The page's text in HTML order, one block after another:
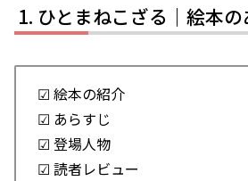
ひとまねこざる｜絵本の
☑ 絵本の紹介
☑ あらすじ
☑ 登場人物
☑ 読者レビュー